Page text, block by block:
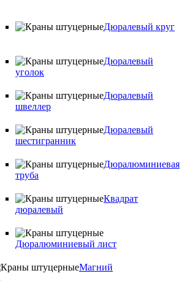
Дюралевый круг
Дюралевый
уголок
Дюралевый
швеллер
Дюралевый
шестигранник
Дюралюминиевая
труба
Квадрат
дюралевый
Дюралюминиевый лист
Магний